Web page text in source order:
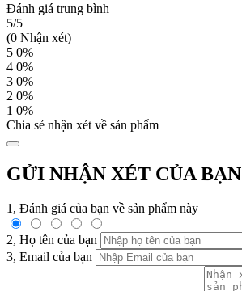
Đánh giá trung bình
5/5
(0 Nhận xét)
5 0%
4 0%
3 0%
2 0%
1 0%
Chia sẻ nhận xét về sản phẩm
GỬI NHẬN XÉT CỦA BẠN
1, Đánh giá của bạn về sản phẩm này
2, Họ tên của bạn
3, Email của bạn